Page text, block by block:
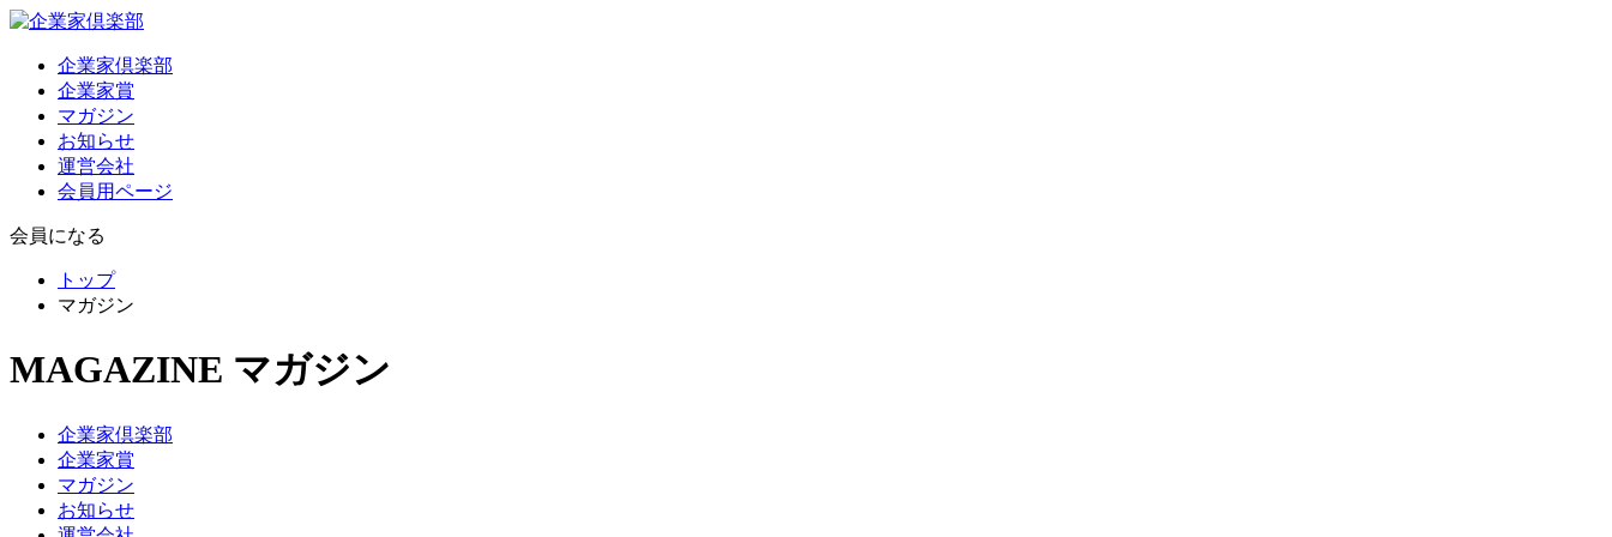
企業家倶楽部
企業家賞
マガジン
お知らせ
運営会社
会員用ページ
会員になる
トップ
マガジン
MAGAZINE マガジン
企業家倶楽部
企業家賞
マガジン
お知らせ